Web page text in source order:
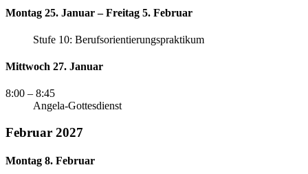
Montag 25. Januar – Freitag 5. Februar
Stufe 10: Berufsorientierungspraktikum
Mittwoch 27. Januar
8:00 – 8:45
Angela-Gottesdienst
Februar 2027
Montag 8. Februar